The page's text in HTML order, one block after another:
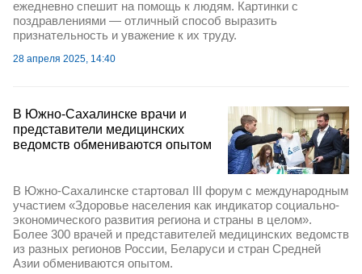
ежедневно спешит на помощь к людям. Картинки с
поздравлениями — отличный способ выразить
признательность и уважение к их труду.
28 апреля 2025, 14:40
В Южно-Сахалинске врачи и
представители медицинских
ведомств обмениваются опытом
В Южно-Сахалинске стартовал III форум с международным
участием «Здоровье населения как индикатор социально-
экономического развития региона и страны в целом».
Более 300 врачей и представителей медицинских ведомств
из разных регионов России, Беларуси и стран Средней
Азии обмениваются опытом.